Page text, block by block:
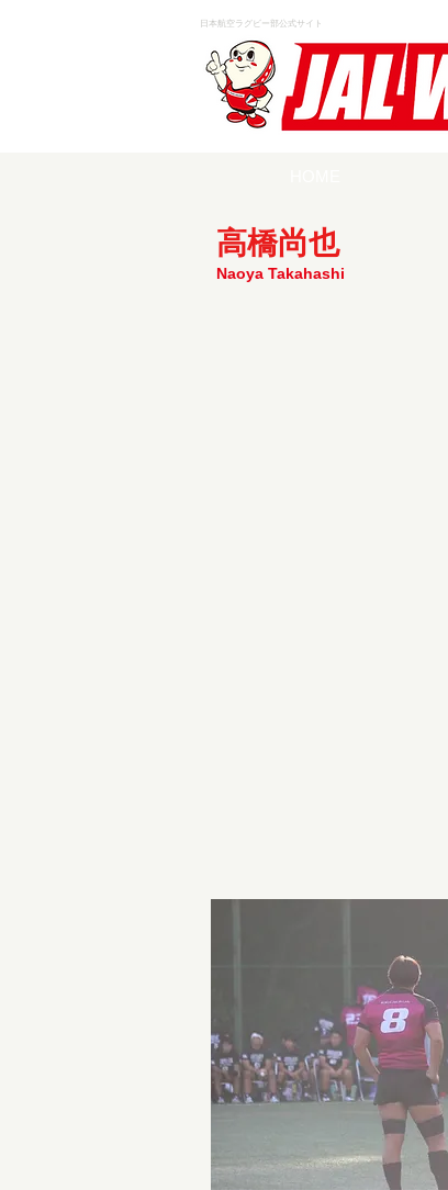
日本航空ラグビー部公式サイト
高橋尚也
Naoya Takahashi